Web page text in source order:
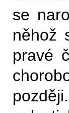
se
něhož
pravé